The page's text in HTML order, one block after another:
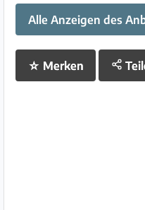
Alle Anzeigen des
☆ Merken